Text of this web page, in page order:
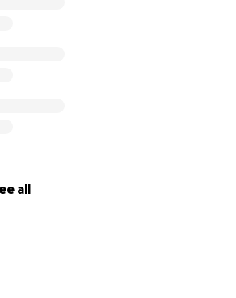
ein halbwegs normales
aktiv teilnehmen kann.
all